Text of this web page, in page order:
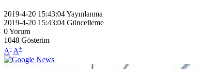
2019-4-20 15:43:04Yayınlanma
2019-4-20 15:43:04 Güncelleme
0Yorum
1048 Gösterim
A- A+